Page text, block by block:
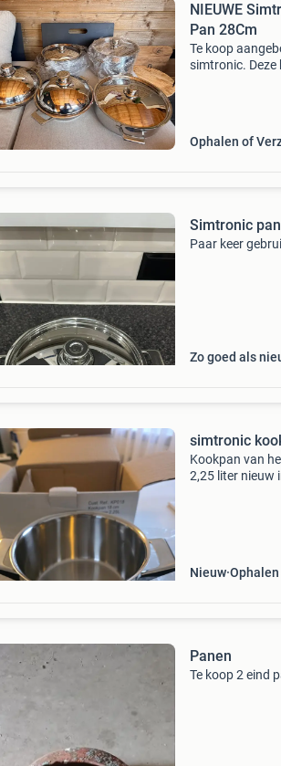
NIEUWE
Pan 28Cm
Te koop
simtronic. Deze
Ophalen of
Simtronic
Paar keer
Zo goed als
simtronic
Kookpan van
2,25 liter nieuw
Nieuw
Panen
Te koop 2 eind